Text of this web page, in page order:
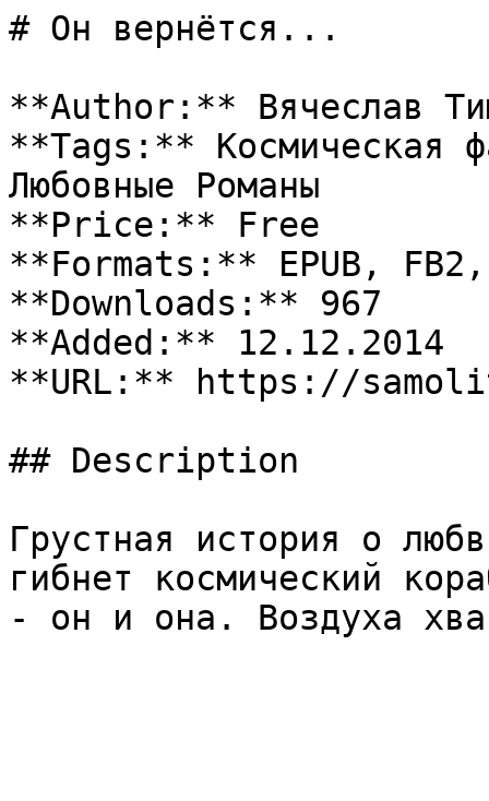
# Он вернётся...
**Author:** Вячеслав
**Tags:** Космическая
Любовные Романы
**Price:** Free
**Formats:** EPUB, FB2,
**Downloads:** 967
**Added:** 12.12.2014
**URL:** https://
## Description
Грустная история о
гибнет космический
- он и она. Воздуха